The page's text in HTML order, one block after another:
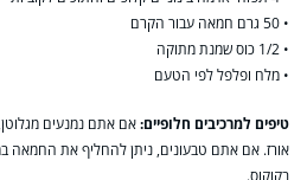
• 50 גרם חמאה עבור הקרם
• 1/2 כוס שמנת מתוקה
• מלח ופלפל לפי הטעם
טיפים למרכיבים חלופיים:אם אתם נמנעים
אורז. אם אתם טבעונים, ניתן להחליף את החמאה
בקוקוס.